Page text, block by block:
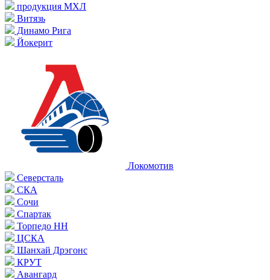
продукция МХЛ
Витязь
Динамо Рига
Йокерит
Локомотив
Северсталь
СКА
Сочи
Спартак
Торпедо НН
ЦСКА
Шанхай Дрэгонс
КРУТ
Авангард